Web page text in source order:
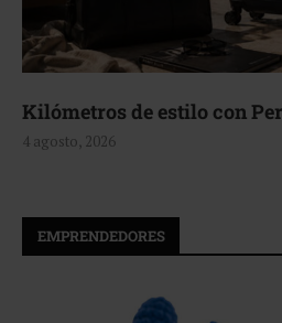
Aerie, texturas que fluyen
4 agosto, 2026
EMPRENDEDORES